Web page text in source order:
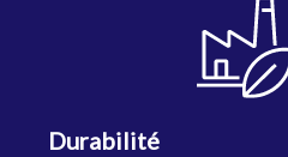
Durabilité